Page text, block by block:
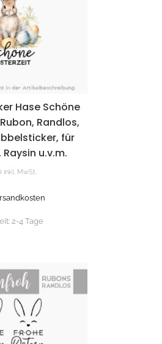
Hase Schöne
Randlos,
für
Raysin u.v.m.
inkl. MwSt.
2-4 Tage